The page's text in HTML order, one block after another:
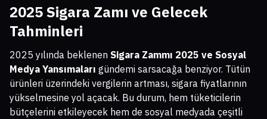
2025 Sigara Zamı ve Gelecek
Tahminleri
2025 yılında beklenen Sigara Zammı 2025 ve Sosyal
Medya Yansımaları gündemi sarsacağa benziyor. Tütün
ürünleri üzerindeki vergilerin artması, sigara fiyatlarının
yükselmesine yol açacak. Bu durum, hem tüketicilerin
bütçelerini etkileyecek hem de sosyal medyada çeşitli